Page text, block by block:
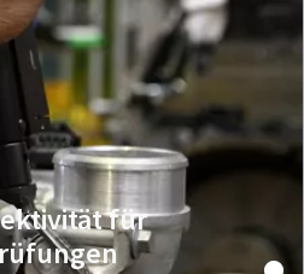
für